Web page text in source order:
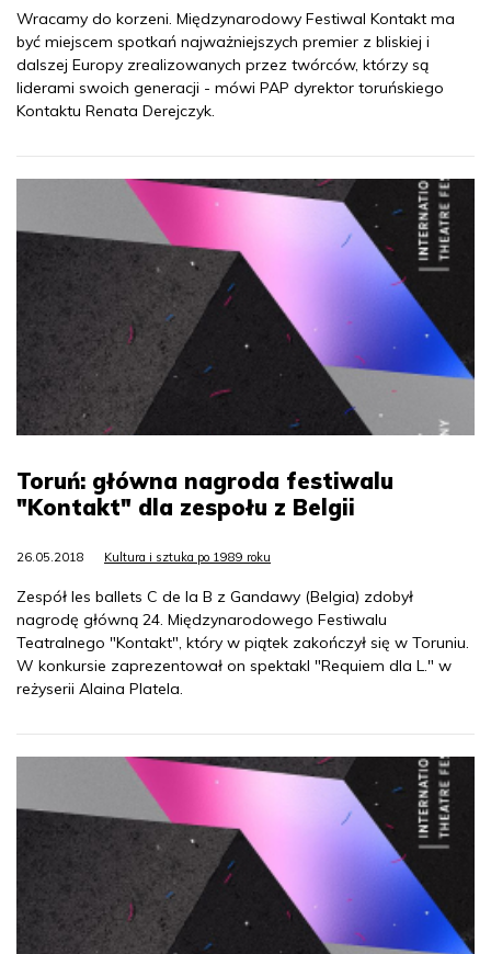
Wracamy do korzeni. Międzynarodowy Festiwal Kontakt ma
być miejscem spotkań najważniejszych premier z bliskiej i
dalszej Europy zrealizowanych przez twórców, którzy są
liderami swoich generacji - mówi PAP dyrektor toruńskiego
Kontaktu Renata Derejczyk.
Toruń: główna nagroda festiwalu
"Kontakt" dla zespołu z Belgii
26.05.2018 Kultura i sztuka po 1989 roku
Zespół les ballets C de la B z Gandawy (Belgia) zdobył
nagrodę główną 24. Międzynarodowego Festiwalu
Teatralnego "Kontakt", który w piątek zakończył się w Toruniu.
W konkursie zaprezentował on spektakl "Requiem dla L." w
reżyserii Alaina Platela.